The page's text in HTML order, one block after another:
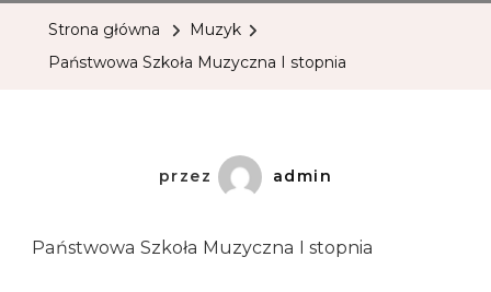
Strona główna
Muzyk
Państwowa Szkoła Muzyczna I stopnia
przez admin
Państwowa Szkoła Muzyczna I stopnia